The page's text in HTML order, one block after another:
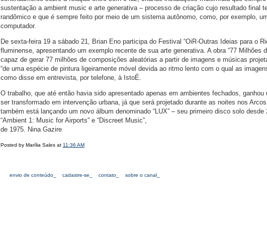
sustentação a ambient music e arte generativa – processo de criação cujo resultado final
randômico e que é sempre feito por meio de um sistema autônomo, como, por exemplo,
computador.
De sexta-feira 19 a sábado 21, Brian Eno participa do Festival “OiR-Outras Ideias para o
fluminense, apresentando um exemplo recente de sua arte generativa. A obra “77 Milhões
capaz de gerar 77 milhões de composições aleatórias a partir de imagens e músicas
“de uma espécie de pintura ligeiramente móvel devida ao ritmo lento com o qual as
como disse em entrevista, por telefone, à IstoÉ.
O trabalho, que até então havia sido apresentado apenas em ambientes fechados, ganhou
ser transformado em intervenção urbana, já que será projetado durante as noites nos
também está lançando um novo álbum denominado “LUX” – seu primeiro disco solo
“Ambient 1: Music for Airports” e “Discreet Music”,
de 1975. Nina Gazire
Posted by Marília Sales at 11:36 AM
envio de conteúdo_ cadastre-se_ contato_ sobre o canal_